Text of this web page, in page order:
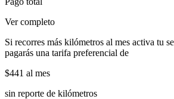
Ver completo
Si recorres más kilómetros al mes activa tu
pagarás una tarifa preferencial de
$441 al mes
sin reporte de kilómetros